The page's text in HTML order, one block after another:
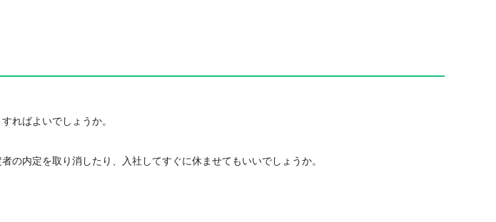
ればよいでしょうか。
の内定を取り消したり、入社してすぐに休ませてもいいでしょうか。